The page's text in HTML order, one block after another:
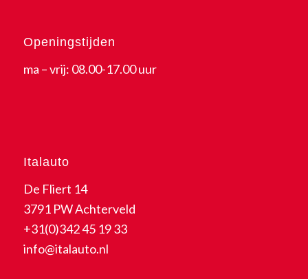
Openingstijden
ma – vrij: 08.00-17.00 uur
Italauto
De Fliert 14
3791 PW Achterveld
+31(0)342 45 19 33
info@italauto.nl